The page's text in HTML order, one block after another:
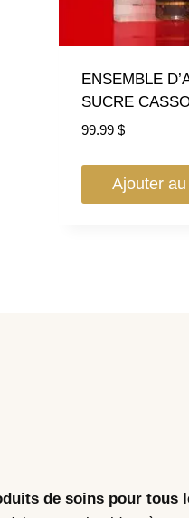
ENSEMBLE
SUCRE
99.99 $
Ajouter
de soins pour tous